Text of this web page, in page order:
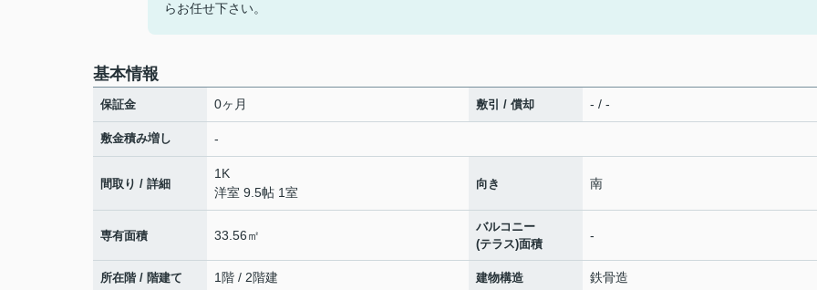
らお任せ下さい。
基本情報
保証金 0ヶ月 敷引 / 償却 - / -
敷金積み増し -
間取り / 詳細
1K
洋室 9.5帖 1室
向き 南
専有面積 33.56㎡
バルコニー
(テラス)面積
-
所在階 / 階建て 1階 / 2階建 建物構造 鉄骨造